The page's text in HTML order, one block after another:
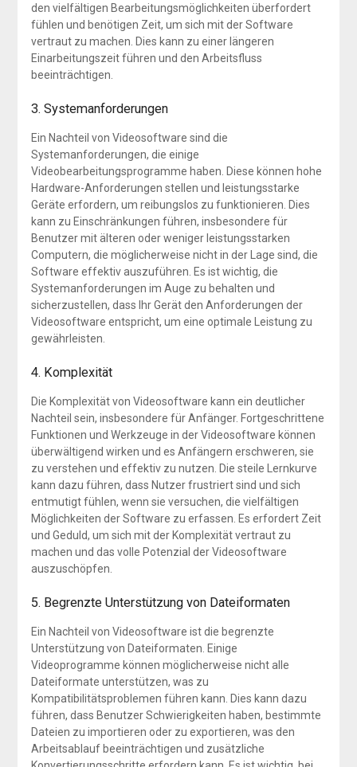
den vielfältigen Bearbeitungsmöglichkeiten überfordert
fühlen und benötigen Zeit, um sich mit der Software
vertraut zu machen. Dies kann zu einer längeren
Einarbeitungszeit führen und den Arbeitsfluss
beeinträchtigen.
3. Systemanforderungen
Ein Nachteil von Videosoftware sind die
Systemanforderungen, die einige
Videobearbeitungsprogramme haben. Diese können hohe
Hardware-Anforderungen stellen und leistungsstarke
Geräte erfordern, um reibungslos zu funktionieren. Dies
kann zu Einschränkungen führen, insbesondere für
Benutzer mit älteren oder weniger leistungsstarken
Computern, die möglicherweise nicht in der Lage sind, die
Software effektiv auszuführen. Es ist wichtig, die
Systemanforderungen im Auge zu behalten und
sicherzustellen, dass Ihr Gerät den Anforderungen der
Videosoftware entspricht, um eine optimale Leistung zu
gewährleisten.
4. Komplexität
Die Komplexität von Videosoftware kann ein deutlicher
Nachteil sein, insbesondere für Anfänger. Fortgeschrittene
Funktionen und Werkzeuge in der Videosoftware können
überwältigend wirken und es Anfängern erschweren, sie
zu verstehen und effektiv zu nutzen. Die steile Lernkurve
kann dazu führen, dass Nutzer frustriert sind und sich
entmutigt fühlen, wenn sie versuchen, die vielfältigen
Möglichkeiten der Software zu erfassen. Es erfordert Zeit
und Geduld, um sich mit der Komplexität vertraut zu
machen und das volle Potenzial der Videosoftware
auszuschöpfen.
5. Begrenzte Unterstützung von Dateiformaten
Ein Nachteil von Videosoftware ist die begrenzte
Unterstützung von Dateiformaten. Einige
Videoprogramme können möglicherweise nicht alle
Dateiformate unterstützen, was zu
Kompatibilitätsproblemen führen kann. Dies kann dazu
führen, dass Benutzer Schwierigkeiten haben, bestimmte
Dateien zu importieren oder zu exportieren, was den
Arbeitsablauf beeinträchtigen und zusätzliche